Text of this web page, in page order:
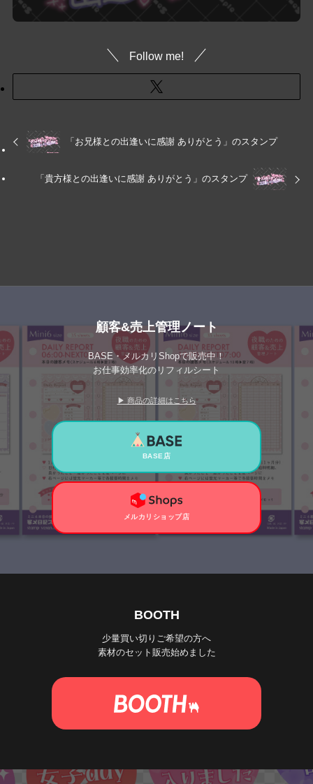
Follow me!
「お兄様との出逢いに感謝 ありがとう」のスタンプ
「貴方様との出逢いに感謝 ありがとう」のスタンプ
顧客&売上管理ノート
BASE・メルカリShopで販売中！
お仕事効率化のリフィルシート
▶ 商品の詳細はこちら
BASE店
メルカリショップ店
BOOTH
少量買い切りご希望の方へ
素材のセット販売始めました